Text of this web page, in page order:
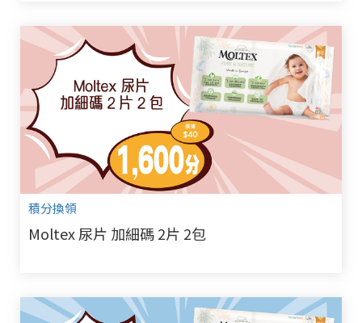
積分換領
Moltex 尿片 加細碼 2片 2包